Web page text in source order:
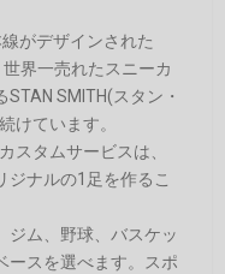
がデザインされた
界一売れたスニーカ
SMITH(スタン・
けています。
スタムサービスは、
ジナルの1足を作るこ
ジム、野球、バスケッ
ースを選べます。スポ